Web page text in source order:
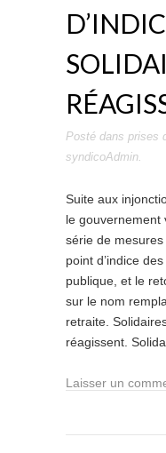
Posté dans prises
syndicoAdmin.
Suite aux
le gouvernement
série de mesures
point d’indice
publique, et le
sur le nom
retraite.
réagissent.
Laisser un